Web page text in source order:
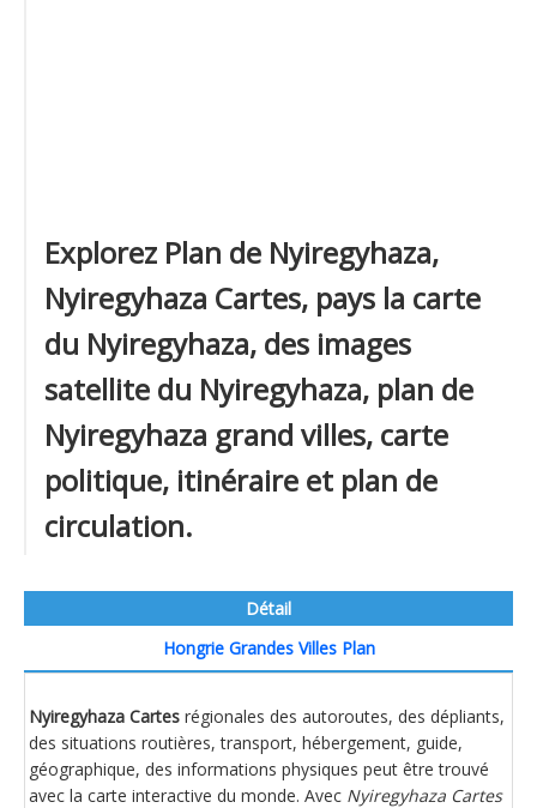
Explorez Plan de Nyiregyhaza,
Nyiregyhaza Cartes, pays la carte
du Nyiregyhaza, des images
satellite du Nyiregyhaza, plan de
Nyiregyhaza grand villes, carte
politique, itinéraire et plan de
circulation.
Détail
Hongrie Grandes Villes Plan
Nyiregyhaza Cartes régionales des autoroutes, des dépliants,
des situations routières, transport, hébergement, guide,
géographique, des informations physiques peut être trouvé
avec la carte interactive du monde. Avec Nyiregyhaza Cartes